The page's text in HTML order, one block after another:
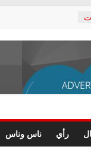
رأي ناس وناس